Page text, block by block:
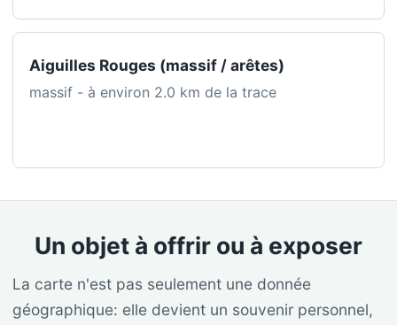
Aiguilles Rouges (massif / arêtes)
massif - à environ 2.0 km de la trace
Un objet à offrir ou à exposer
La carte n'est pas seulement une donnée
géographique: elle devient un souvenir personnel,